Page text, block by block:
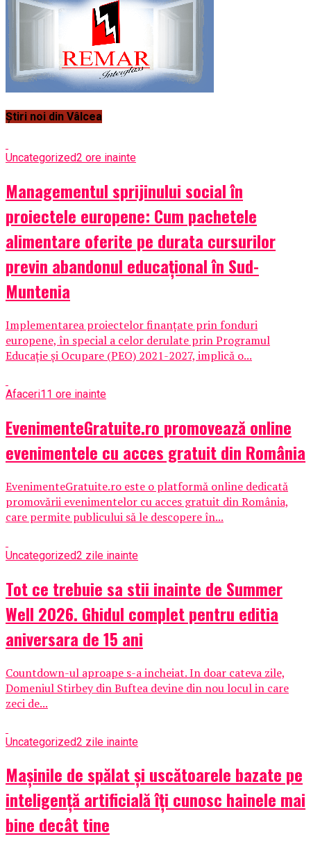
Știri noi din Vâlcea
Uncategorized2 ore inainte
Managementul sprijinului social în
proiectele europene: Cum pachetele
alimentare oferite pe durata cursurilor
previn abandonul educațional în Sud-
Muntenia
Implementarea proiectelor finanțate prin fonduri
europene, în special a celor derulate prin Programul
Educație și Ocupare (PEO) 2021-2027, implică o...
Afaceri11 ore inainte
EvenimenteGratuite.ro promovează online
evenimentele cu acces gratuit din România
EvenimenteGratuite.ro este o platformă online dedicată
promovării evenimentelor cu acces gratuit din România,
care permite publicului să le descopere în...
Uncategorized2 zile inainte
Tot ce trebuie sa stii inainte de Summer
Well 2026. Ghidul complet pentru editia
aniversara de 15 ani
Countdown-ul aproape s-a incheiat. In doar cateva zile,
Domeniul Stirbey din Buftea devine din nou locul in care
zeci de...
Uncategorized2 zile inainte
Mașinile de spălat și uscătoarele bazate pe
inteligență artificială îți cunosc hainele mai
bine decât tine